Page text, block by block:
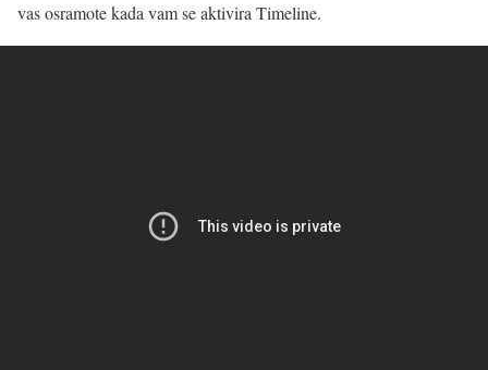
vas osramote kada vam se aktivira Timeline.